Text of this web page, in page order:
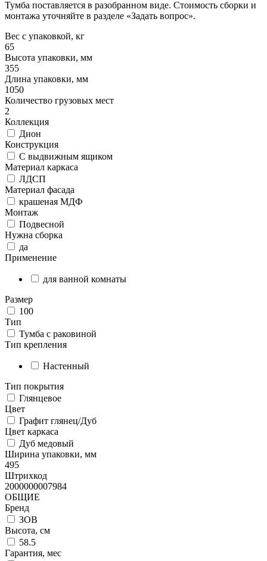
Тумба поставляется в разобранном виде. Стоимость сборки и
монтажа уточняйте в разделе «Задать вопрос».
Вес с упаковкой, кг
65
Высота упаковки, мм
355
Длина упаковки, мм
1050
Количество грузовых мест
2
Коллекция
Дион
Конструкция
С выдвижным ящиком
Материал каркаса
ЛДСП
Материал фасада
крашеная МДФ
Монтаж
Подвесной
Нужна сборка
да
Применение
для ванной комнаты
Размер
100
Тип
Тумба с раковиной
Тип крепления
Настенный
Тип покрытия
Глянцевое
Цвет
Графит глянец/Дуб
Цвет каркаса
Дуб медовый
Ширина упаковки, мм
495
Штрихкод
2000000007984
ОБЩИЕ
Бренд
ЗОВ
Высота, см
58.5
Гарантия, мес